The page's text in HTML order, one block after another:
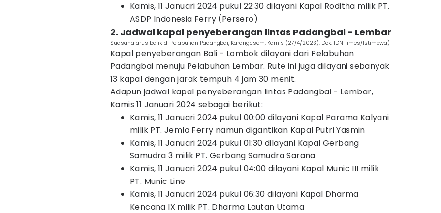
Kamis, 11 Januari 2024 pukul 22:30 dilayani Kapal Roditha milik PT.
ASDP Indonesia Ferry (Persero)
2. Jadwal kapal penyeberangan lintas Padangbai - Lembar
Suasana arus balik di Pelabuhan Padangbai, Karangasem, Kamis (27/4/2023). Dok. IDN Times/Istimewa)
Kapal penyeberangan Bali - Lombok dilayani dari Pelabuhan
Padangbai menuju Pelabuhan Lembar. Rute ini juga dilayani sebanyak
13 kapal dengan jarak tempuh 4 jam 30 menit.
Adapun jadwal kapal penyeberangan lintas Padangbai - Lembar,
Kamis 11 Januari 2024 sebagai berikut:
Kamis, 11 Januari 2024 pukul 00:00 dilayani Kapal Parama Kalyani
milik PT. Jemla Ferry namun digantikan Kapal Putri Yasmin
Kamis, 11 Januari 2024 pukul 01:30 dilayani Kapal Gerbang
Samudra 3 milik PT. Gerbang Samudra Sarana
Kamis, 11 Januari 2024 pukul 04:00 dilayani Kapal Munic III milik
PT. Munic Line
Kamis, 11 Januari 2024 pukul 06:30 dilayani Kapal Dharma
Kencana IX milik PT. Dharma Lautan Utama